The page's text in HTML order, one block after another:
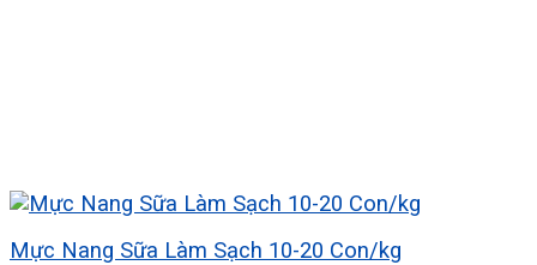
Mực Nang Sữa Làm Sạch 10-20 Con/kg